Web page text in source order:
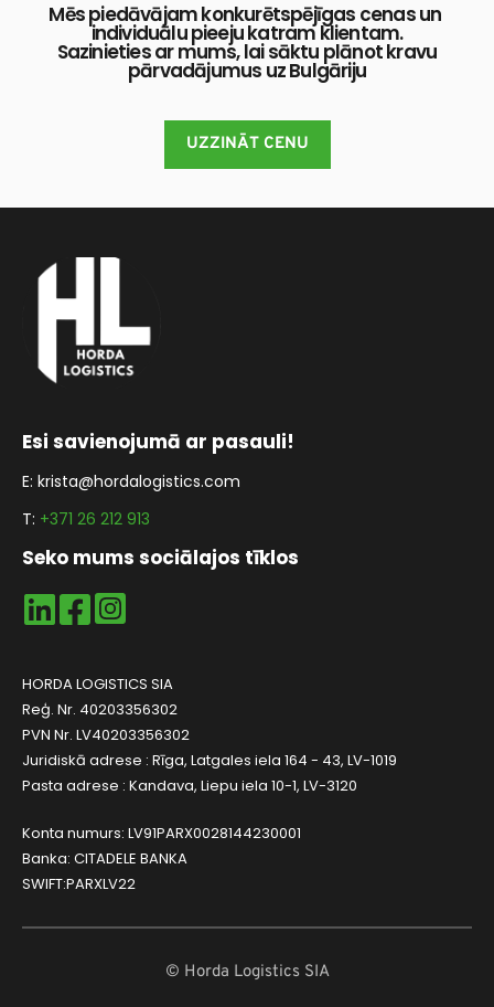
Mēs piedāvājam konkurētspējīgas cenas un
individuālu pieeju katram klientam.
pārvadājumus uz Bulgāriju
UZZINĀT CENU
Esi savienojumā ar pasauli!
E: krista@hordalogistics.com
T: +371 26 212 913
Seko mums sociālajos tīklos
HORDA LOGISTICS SIA
Reģ. Nr. 40203356302
PVN Nr. LV40203356302
Juridiskā adrese : Rīga, Latgales iela 164 - 43, LV-1019
Pasta adrese : Kandava, Liepu iela 10-1, LV-3120
Konta numurs: LV91PARX0028144230001
Banka: CITADELE BANKA
SWIFT:PARXLV22
© Horda Logistics SIA